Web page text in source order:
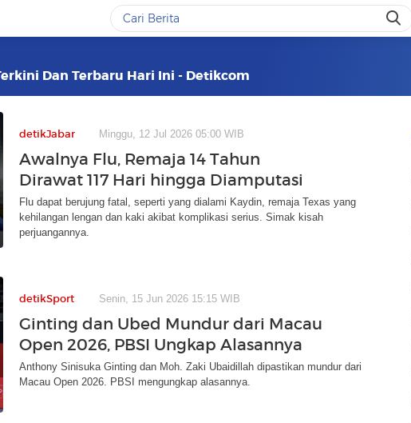
Dan Terbaru Hari Ini - Detikcom
detikJabar Minggu, 12 Jul 2026 05:00 WIB
Awalnya Flu, Remaja 14 Tahun
Dirawat 117 Hari hingga Diamputasi
Flu dapat berujung fatal, seperti yang dialami Kaydin, remaja Texas yang
kehilangan lengan dan kaki akibat komplikasi serius. Simak kisah
perjuangannya.
detikSport Senin, 15 Jun 2026 15:15 WIB
Ginting dan Ubed Mundur dari Macau
Open 2026, PBSI Ungkap Alasannya
Anthony Sinisuka Ginting dan Moh. Zaki Ubaidillah dipastikan mundur dari
Macau Open 2026. PBSI mengungkap alasannya.